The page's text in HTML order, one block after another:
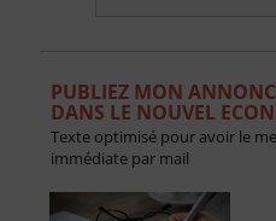
PUBLIEZ MON
DANS LE NOUVEL
Texte optimisé pour avoir le
immédiate par mail